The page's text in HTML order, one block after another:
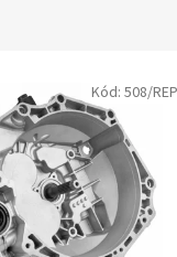
Kód: 508/REP